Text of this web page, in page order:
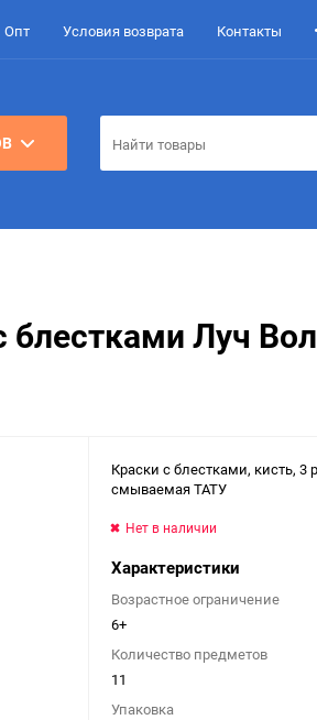
Опт Условия возврата Контакты
блестками Луч
Краски с блестками, кисть, 3
смываемая ТАТУ
Нет в наличии
Характеристики
Возрастное ограничение
6+
Количество предметов
11
Упаковка